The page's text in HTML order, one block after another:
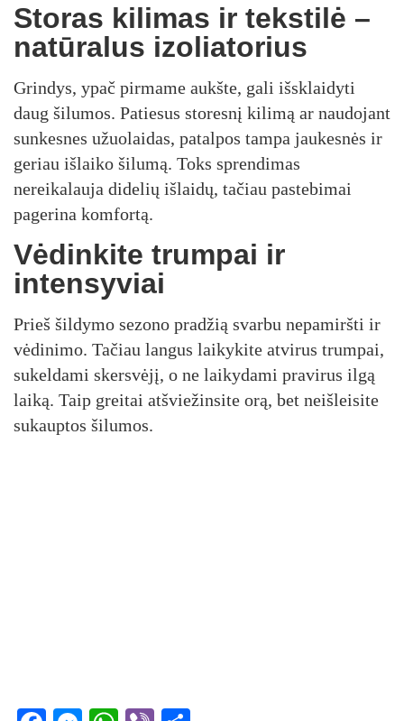
Storas kilimas ir tekstilė –
natūralus izoliatorius
Grindys, ypač pirmame aukšte, gali išsklaidyti
daug šilumos. Patiesus storesnį kilimą ar naudojant
sunkesnes užuolaidas, patalpos tampa jaukesnės ir
geriau išlaiko šilumą. Toks sprendimas
nereikalauja didelių išlaidų, tačiau pastebimai
pagerina komfortą.
Vėdinkite trumpai ir
intensyviai
Prieš šildymo sezono pradžią svarbu nepamiršti ir
vėdinimo. Tačiau langus laikykite atvirus trumpai,
sukeldami skersvėjį, o ne laikydami pravirus ilgą
laiką. Taip greitai atšviežinsite orą, bet neišleisite
sukauptos šilumos.